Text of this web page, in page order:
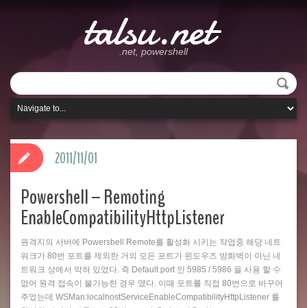
talsu.net
.net, powershell
Powershell – Remoting
EnableCompatibilityHttpListener
원격지의 서버에 Powershell Remote를 활성화 시키는 작업중 해당 네트
워크가 80번 포트를 제외한 거의 모든 포트가 윈도우즈 방화벽이 아닌 네
트워크 상에서 막혀 있었다. 즉 Default port 인 5985 / 5986 을 사용 할 수
없어 원격 접속이 불가능한 경우 였다. 이때 포트를 직접 80번으로 바꾸어
주었는데 WSMan:localhostServiceEnableCompatibilityHttpListener 를
2011/11/01